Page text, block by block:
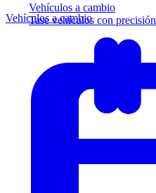
Vehículos a cambio
Tase vehículos con precisión
Vehículos a cambio